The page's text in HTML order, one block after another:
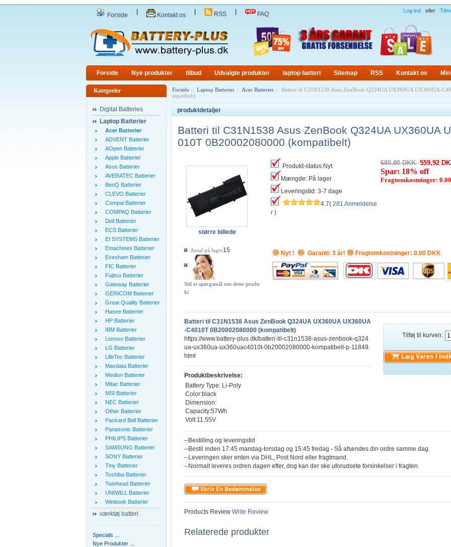
Forside Kontakt os RSS FAQ Log ind eller
Forside Nye produkter tilbud Udvalgte produkter laptop batteri Sitemap RSS Kontakt os
Kategorier
Digital Batteries
Laptop Batterier
Acer Batterier
ADVENT Batterier
AOpen Batterier
Apple Batterier
Asus Batterier
AVERATEC Batterier
BenQ Batterier
CLEVO Batterier
Compal Batterier
COMPAQ Batterier
Dell Batterier
ECS Batterier
EI SYSTEMS Batterier
Emachines Batterier
Evesham Batterier
FIC Batterier
Fujitsu Batterier
Gateway Batterier
GERICOM Batterier
Great Quality Batterier
Hasee Batterier
HP Batterier
IBM Batterier
Lenovo Batterier
LG Batterier
LifeTec Batterier
Maxdata Batterier
Medion Batterier
Mitac Batterier
MSI Batterier
NEC Batterier
Other Batterier
Packard Bell Batterier
Panasonic Batterier
PHILIPS Batterier
SAMSUNG Batterier
SONY Batterier
Tiny Batterier
Toshiba Batterier
Twinhead Batterier
UNIWILL Batterier
Winbook Batterier
værktøj batteri
Specials ...
Nye Produkter ...
Forside :: Laptop Batterier :: Acer Batterier :: Batteri til C31N1538 Asus ZenBook Q324UA UX360UA UX360UA-
mpatibelt)
produktdetaljer
Batteri til C31N1538 Asus ZenBook Q324UA UX360UA
010T 0B20002080000 (kompatibelt)
større billede
Antal på lager15
Stil et spørgsmål om dette produ
kt
Produkt-status:Nyt
Mængde: På lager
Leveringstid: 3-7 dage
4.7( 281 Anmeldelse
r )
680,80 DKK 559,92
Spar: 18% off
Fragtomkostninger:
Nyt ! Garanti: 3 år! Fragtomkostninger: 0.00 DKK
Tilføj til kurven:
Batteri til C31N1538 Asus ZenBook Q324UA UX360UA UX360UA
-C4010T 0B20002080000 (kompatibelt)
https://www.battery-plus.dk/batteri-til-c31n1538-asus-zenbook-q324
ua-ux360ua-ux360uac4010t-0b20002080000-kompatibelt-p-11849.
html
Produktbeskrivelse:
Battery Type: Li-Poly
Color:black
Dimension:
Capacity:57Wh
Volt:11.55V
--Bestilling og leveringstid
--Bestil inden 17:45 mandag-torsdag og 15:45 fredag - Så afsendes din ordre samme dag.
--Leveringen sker enten via DHL, Post Nord eller fragtmand.
--Normalt leveres ordren dagen efter, dog kan der ske uforudsete forsinkelser i fragten.
Products Review Write Review
Relaterede produkter